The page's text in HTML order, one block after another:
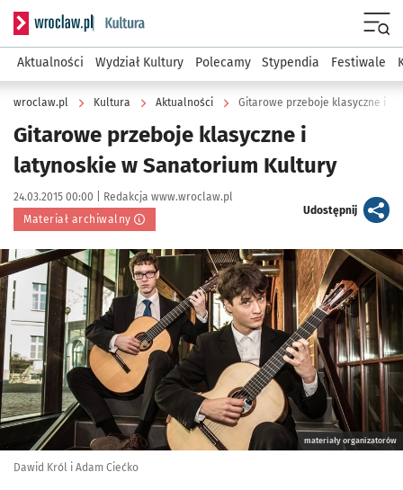
Serwis informacyjny wroclaw.pl podserwis: Kultura
Aktualności Wydział Kultury Polecamy Stypendia Festiwale
wroclaw.pl Kultura Aktualności Gitarowe przeboje klasyczne i
Gitarowe przeboje klasyczne i
latynoskie w Sanatorium Kultury
Data publikacji:
24.03.2015 00:00 | Autor:
Redakcja www.wroclaw.pl
Materiał archiwalny
Udostępnijartykuł
Kliknij, aby powiększyć
materiały organizatorów
Dawid Król i Adam Ciećko